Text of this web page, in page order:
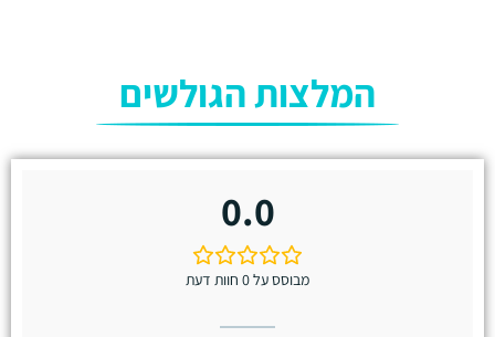
המלצות הגולשים
0.0
מבוסס על 0 חוות דעת